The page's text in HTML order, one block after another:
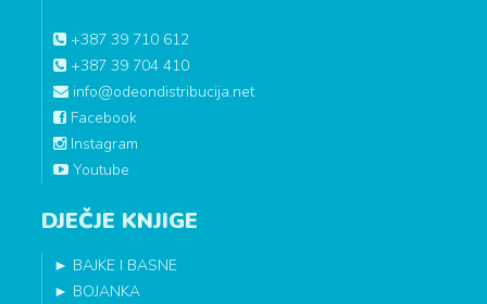
+387 39 710 612
+387 39 704 410
info@odeondistribucija.net
Facebook
Instagram
Youtube
DJEČJE KNJIGE
► BAJKE I BASNE
► BOJANKA